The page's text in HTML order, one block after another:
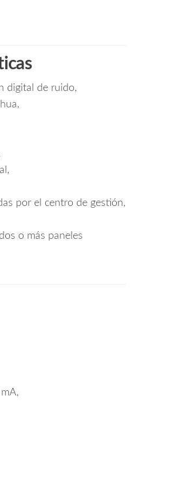
digital de ruido,
por el centro de gestión,
o más paneles